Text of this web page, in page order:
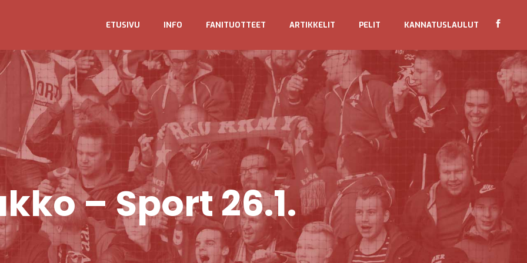
ETUSIVU INFO FANITUOTTEET ARTIKKELIT PELIT KANNATUSLAULUT
– Sport 26.1.